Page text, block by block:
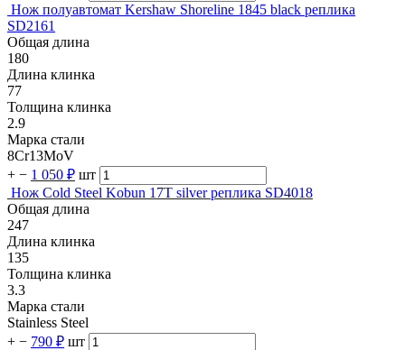
Нож полуавтомат Kershaw Shoreline 1845 black реплика
SD2161
Общая длина
180
Длина клинка
77
Толщина клинка
2.9
Марка стали
8Cr13MoV
+ − 1 050 ₽ шт
Нож Cold Steel Kobun 17T silver реплика SD4018
Общая длина
247
Длина клинка
135
Толщина клинка
3.3
Марка стали
Stainless Steel
+ − 790 ₽ шт